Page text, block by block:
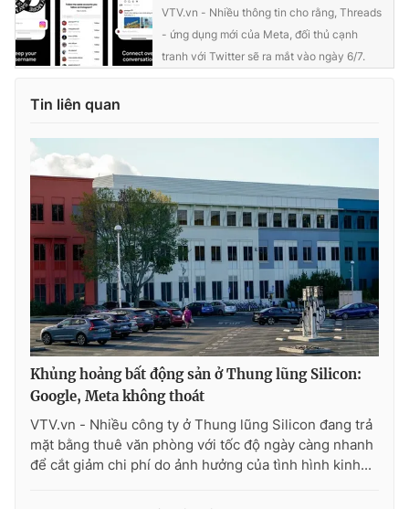
Tư vấn
Chuyên mục khác
Video Shorts video
VTV Money VTV Thể thao
VTV Sức khoẻ Bất động sản
Thị trường 24h Tấm lòng Việt
VTV4 Vươn mình bằng AI
VTV9 VTV8
VTV.vn - Nhiều thông tin cho rằng, Threads
- ứng dụng mới của Meta, đối thủ cạnh
tranh với Twitter sẽ ra mắt vào ngày 6/7.
Tin liên quan
Khủng hoảng bất động sản ở Thung lũng Silicon:
Google, Meta không thoát
VTV.vn - Nhiều công ty ở Thung lũng Silicon đang trả
mặt bằng thuê văn phòng với tốc độ ngày càng nhanh
để cắt giảm chi phí do ảnh hưởng của tình hình kinh...